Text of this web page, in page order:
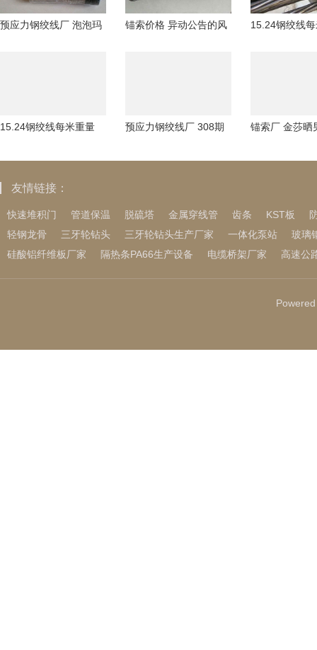
预应力钢绞线厂 泡泡玛
锚索价格 异动公告的风
15.24钢绞线
15.24钢绞线每米重量
预应力钢绞线厂 308期
锚索厂 金莎晒
友情链接：
快速堆积门 管道保温 脱硫塔 金属穿线管 齿条 KST板
轻钢龙骨
三牙轮钻头 三牙轮钻头生产厂家 一体化泵站
玻璃
硅酸铝纤维板厂家
隔热条PA66生产设备 电缆桥架厂家 高速公